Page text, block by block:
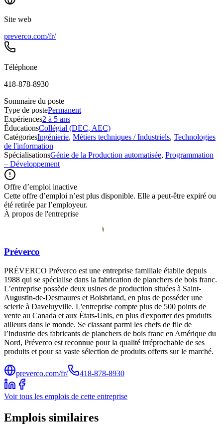
Site web
preverco.com/fr/
Téléphone
418-878-8930
Sommaire du poste
Type de postePermanent
Expériences2 à 5 ans
ÉducationsCollégial (DEC, AEC)
CatégoriesIngénierie, Métiers techniques / Industriels, Technologies
de l'information
SpécialisationsGénie de la Production automatisée, Programmation
– Développement
Offre d’emploi inactive
Cette offre d’emploi n’est plus disponible. Elle a peut-être expiré ou
été retirée par l’employeur.
À propos de l'entreprise
Préverco
PRÉVERCO Préverco est une entreprise familiale établie depuis
1988 qui se spécialise dans la fabrication de planchers de bois franc.
L’entreprise possède deux usines de production situées à Saint-
Augustin-de-Desmaures et Boisbriand, en plus de posséder une
scierie à Daveluyville. L'entreprise compte plus de 500 points de
vente au Canada et aux États-Unis, en plus d'exporter des produits
ailleurs dans le monde. Se classant parmi les chefs de file de
l’industrie des fabricants de planchers de bois franc en Amérique du
Nord, Préverco est reconnue pour la qualité irréprochable de ses
produits et pour sa vaste sélection de produits offerts sur le marché.
preverco.com/fr/ 418-878-8930
Voir tous les emplois de cette entreprise
Emplois similaires